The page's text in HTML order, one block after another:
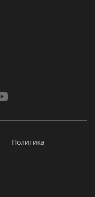
Политика